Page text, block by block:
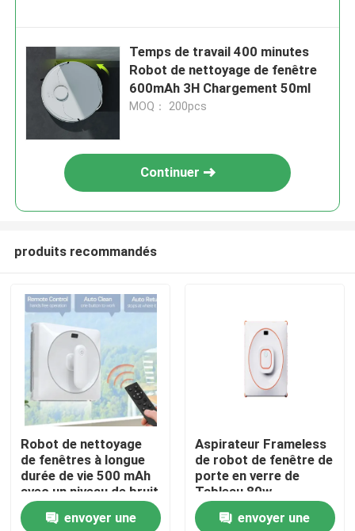
maison
Produits
Temps de travail 400 minutes
Robot de nettoyage de fenêtre
600mAh 3H Chargement 50ml
MOQ： 200pcs
Continuer
produits recommandés
Robot de nettoyage
de fenêtres à longue
durée de vie 500 mAh
avec un niveau de bruit
de 65 dB
envoyer une
Aspirateur Frameless
de robot de fenêtre de
porte en verre de
Tableau 80w
envoyer une